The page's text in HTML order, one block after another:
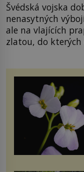
Švédská vojska
nenasytných
ale na vlajících
zlatou, do kterých